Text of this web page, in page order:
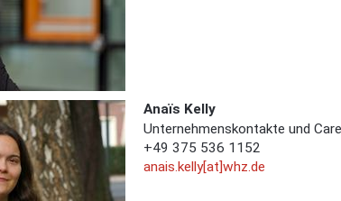
Anaïs Kelly
Unternehmenskontakte und
+49 375 536 1152
anais.kelly[at]whz.de